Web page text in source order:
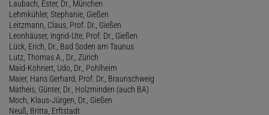
Laubach, Ester, Dr., München
Lehmkühler, Stephanie, Gießen
Leitzmann, Claus, Prof. Dr., Gießen
Leonhäuser, Ingrid-Ute, Prof. Dr., Gießen
Lück, Erich, Dr., Bad Soden am Taunus
Lutz, Thomas A., Dr., Zürich
Maid-Kohnert, Udo, Dr., Pohlheim
Maier, Hans Gerhard, Prof. Dr., Braunschweig
Matheis, Günter, Dr., Holzminden (auch BA)
Moch, Klaus-Jürgen, Dr., Gießen
Neuß, Britta, Erftstadt